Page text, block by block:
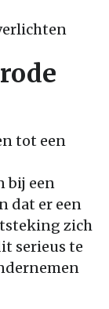
tot een
bij een
dat er een
zich
serieus te